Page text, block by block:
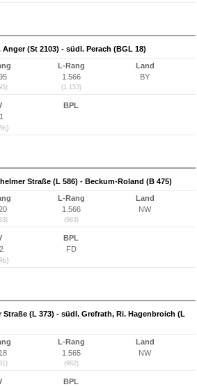
(St 2103) - südl. Perach (BGL 18)
L-Rang
1.566
(1.153)
Land
BY
BPL
Straße (L 586) - Beckum-Roland (B 475)
L-Rang
1.566
(983)
Land
NW
BPL
FD
(L 373) - südl. Grefrath, Ri. Hagenbroich (L
L-Rang
1.565
(982)
Land
NW
BPL